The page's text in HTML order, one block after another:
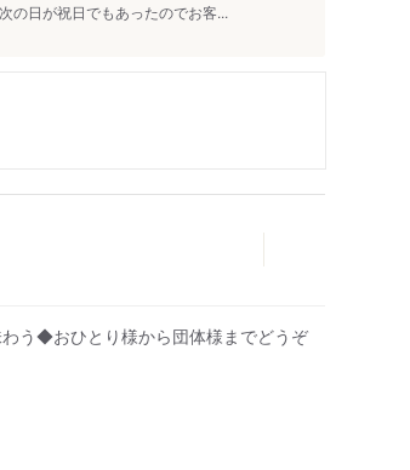
の日が祝日でもあったのでお客...
う◆おひとり様から団体様までどうぞ